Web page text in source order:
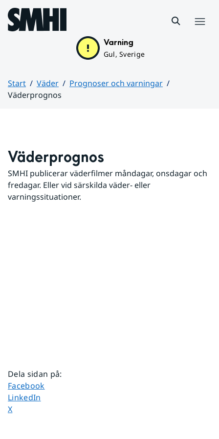
Hoppa till sidans innehåll
Varning
Gul, Sverige
Start Väder
Prognoser och varningar
Väderprognos
Väderprognos
SMHI publicerar väderfilmer måndagar, onsdagar och
fredagar. Eller vid särskilda väder- eller
varningssituationer.
Dela sidan på:
Dela sidan på
Facebook
Dela sidan på
LinkedIn
Dela sidan på
X